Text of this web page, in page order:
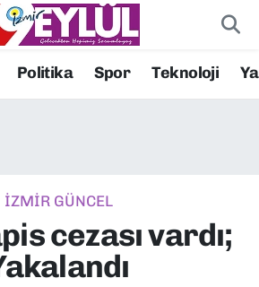
Politika Spor Teknoloji
İZMİR GÜNCEL
cezası vardı;
Eczaneler
Durumu ve Fikstür